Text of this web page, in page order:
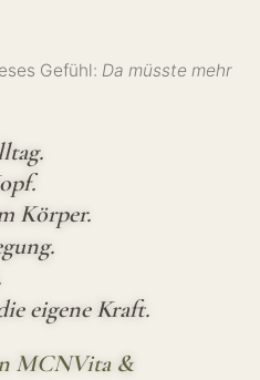
Gefühl: Da müsste mehr
Körper.
eigene Kraft.
MCNVita &